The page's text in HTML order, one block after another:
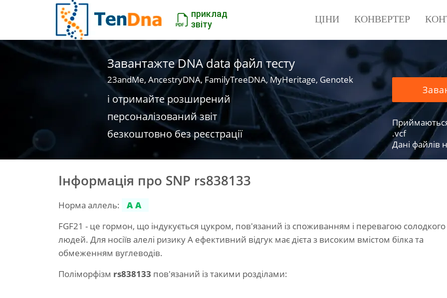
приклад
звіту
ЦІНИ КОНВЕРТЕР
Завантажте DNA data файл тесту
23andMe, AncestryDNA, FamilyTreeDNA, MyHeritage, Genotek
і отримайте розширений
персоналізований звіт
безкоштовно без реєстрації
.vcf
Дані файлів
Інформація про SNP rs838133
Норма аллель:
AA
FGF21 - це гормон, що індукується цукром, пов'язаний із споживанням і перевагою солодкого
людей. Для носіїв алелі ризику A ефективний відгук має дієта з високим вмістом білка та
обмеженням вуглеводів.
Поліморфізм rs838133 пов'язаний із такими розділами: